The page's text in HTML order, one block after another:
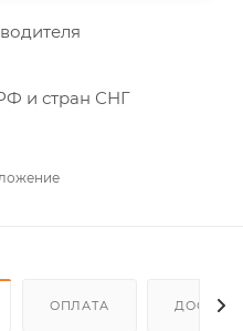
и стран СНГ
ОПЛАТА